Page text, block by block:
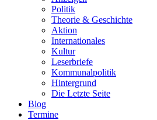
Politik
Theorie & Geschichte
Aktion
Internationales
Kultur
Leserbriefe
Kommunalpolitik
Hintergrund
Die Letzte Seite
Blog
Termine